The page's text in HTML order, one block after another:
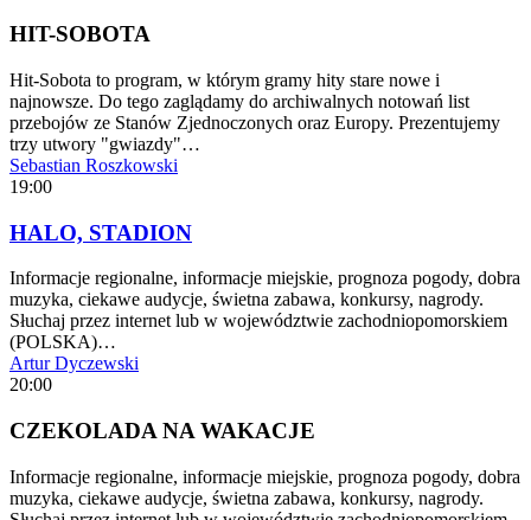
HIT-SOBOTA
Hit-Sobota to program, w którym gramy hity stare nowe i
najnowsze. Do tego zaglądamy do archiwalnych notowań list
przebojów ze Stanów Zjednoczonych oraz Europy. Prezentujemy
trzy utwory "gwiazdy"…
Sebastian Roszkowski
19:00
HALO, STADION
Informacje regionalne, informacje miejskie, prognoza pogody, dobra
muzyka, ciekawe audycje, świetna zabawa, konkursy, nagrody.
Słuchaj przez internet lub w województwie zachodniopomorskiem
(POLSKA)…
Artur Dyczewski
20:00
CZEKOLADA NA WAKACJE
Informacje regionalne, informacje miejskie, prognoza pogody, dobra
muzyka, ciekawe audycje, świetna zabawa, konkursy, nagrody.